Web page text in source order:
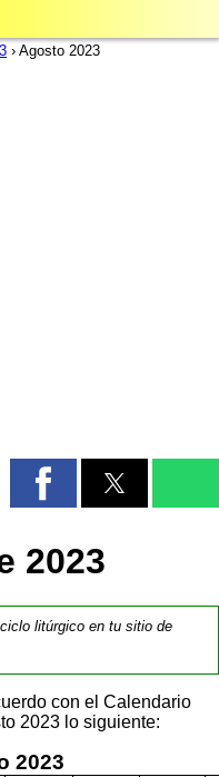
› Agosto 2023
2023
litúrgico en tu sitio de
con el Calendario
2023 lo siguiente:
2023